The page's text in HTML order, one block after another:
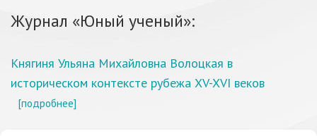
Журнал «Юный ученый»:
Княгиня Ульяна Михайловна Волоцкая в
историческом контексте рубежа XV-XVI веков
[подробнее]